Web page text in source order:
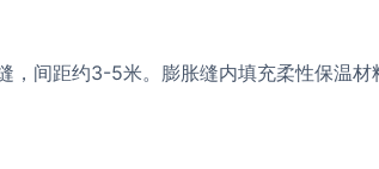
，间距约3-5米。膨胀缝内填充柔性保温材